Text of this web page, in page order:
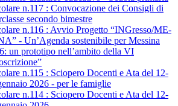
n.117 : Convocazione dei Consigli di
secondo bimestre
n.116 : Avvio Progetto “INGresso/ME-
- Un’Agenda sostenibile per Messina
un prototipo nell’ambito della VI
n.115 : Sciopero Docenti e Ata del 12-
2026 - per le famiglie
n.114 : Sciopero Docenti e Ata del 12-